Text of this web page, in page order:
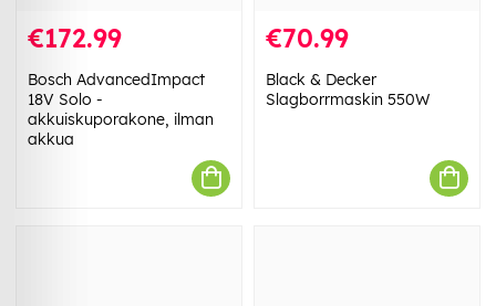
€172.99
Bosch AdvancedImpact
18V Solo -
akkuiskuporakone, ilman
akkua
€70.99
Black & Decker
Slagborrmaskin 550W